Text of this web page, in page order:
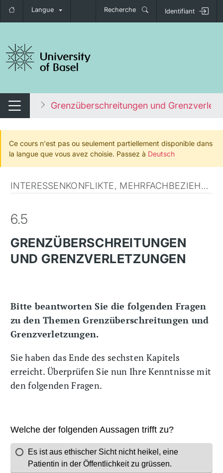
Langue Recherche Identifiant
de navigation
Changer de navigation
Ethik Grenzüberschreitungen und
Ce cours n'est pas ou seulement partiellement disponible dans
la langue que vous avez choisie. Passez à Deutsch
INTERESSENKONFLIKTE, MEHRFACHBEZIEHUNGEN UND MISSBRAUCH
6.5
GRENZÜBERSCHREITUNGEN
UND GRENZVERLETZUNGEN
Bitte beantworten Sie die folgenden Fragen
zu den Themen Grenzüberschreitungen und
Grenzverletzungen.
Sie haben das Ende des sechsten Kapitels
erreicht. Überprüfen Sie nun Ihre Kenntnisse mit
den folgenden Fragen.